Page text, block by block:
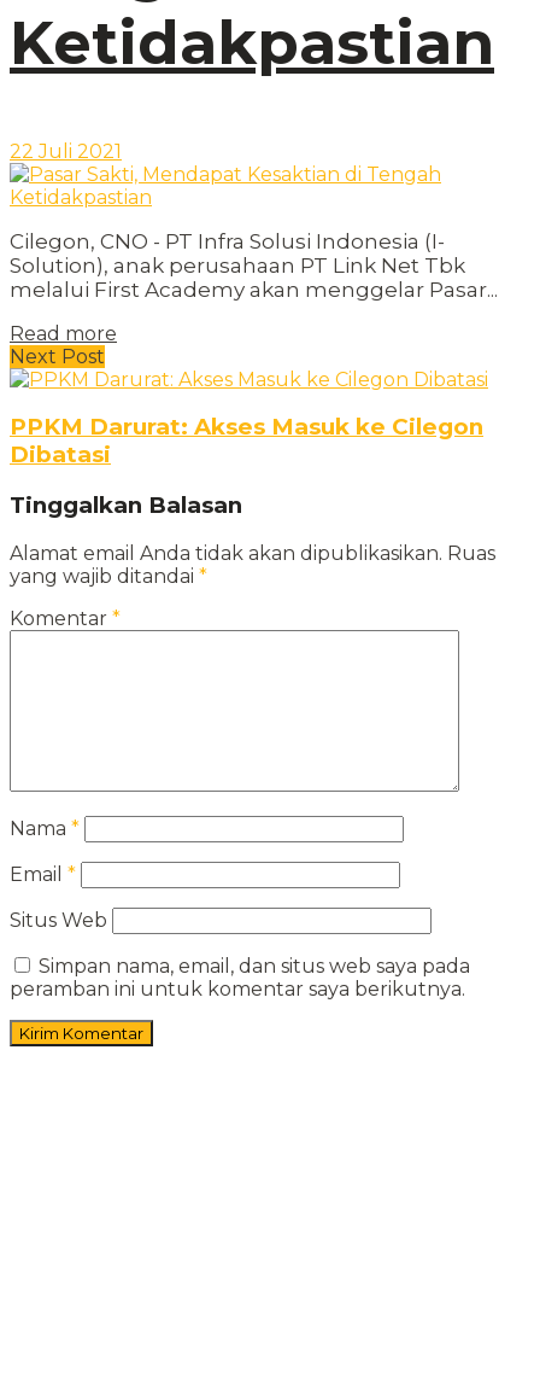
Ketidakpastian
22 Juli 2021
Cilegon, CNO - PT Infra Solusi Indonesia (I-
Solution), anak perusahaan PT Link Net Tbk
melalui First Academy akan menggelar Pasar...
Read more
Next Post
PPKM Darurat: Akses Masuk ke Cilegon
Dibatasi
Tinggalkan Balasan
Alamat email Anda tidak akan dipublikasikan. Ruas
yang wajib ditandai *
Komentar *
Nama *
Email *
Situs Web
Simpan nama, email, dan situs web saya pada
peramban ini untuk komentar saya berikutnya.